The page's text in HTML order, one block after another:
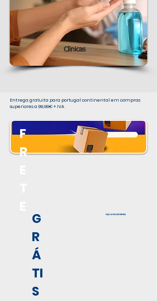
Clinicas
Entrega gratuita para portugal continental em compras
superiores a 99,99€ + IVA
FAÇA JA SUA ENCOMENDA
F
R
G
R
Á
TI
S